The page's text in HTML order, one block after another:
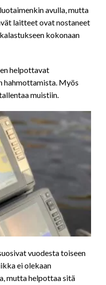
avulla, mutta
laitteet ovat nostaneet
kokonaan
helpottavat
hahmottamista. Myös
muistiin.
vuodesta toiseen
ei olekaan
mutta helpottaa sitä